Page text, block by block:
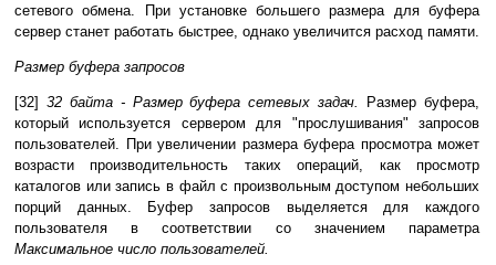
сетевого обмена. При установке большего размера для буфера
сервер станет работать быстрее, однако увеличится расход памяти.
Размер буфера запросов
[32] 32 байта - Размер буфера сетевых задач.
Размер буфера,
который используется сервером для "прослушивания" запросов
пользователей. При увеличении размера буфера просмотра может
возрасти производительность таких операций, как просмотр
каталогов или запись в файл с произвольным доступом небольших
порций данных. Буфер запросов выделяется для каждого
пользователя в соответствии со значением параметра
Максимальное число пользователей.